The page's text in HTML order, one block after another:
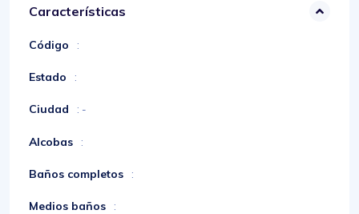
Características
Código :
Estado :
Ciudad : -
Alcobas :
Baños completos :
Medios baños :